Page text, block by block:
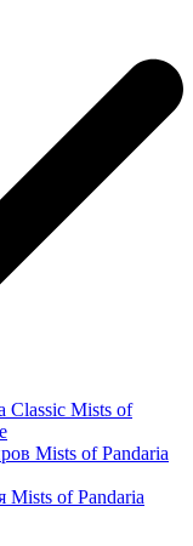
Classic Mists of
Mists of Pandaria
Mists of Pandaria